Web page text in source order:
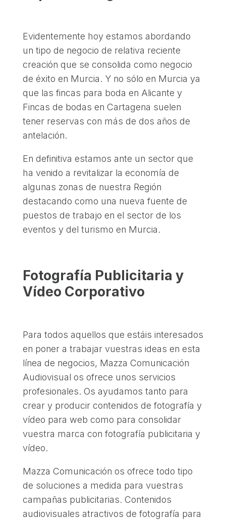
Evidentemente hoy estamos abordando
un tipo de negocio de relativa reciente
creación que se consolida como negocio
de éxito en Murcia. Y no sólo en Murcia ya
que las fincas para boda en Alicante y
Fincas de bodas en Cartagena suelen
tener reservas con más de dos años de
antelación.
En definitiva estamos ante un sector que
ha venido a revitalizar la economía de
algunas zonas de nuestra Región
destacando como una nueva fuente de
puestos de trabajo en el sector de los
eventos y del turismo en Murcia.
Fotografía Publicitaria y
Vídeo Corporativo
Para todos aquellos que estáis interesados
en poner a trabajar vuestras ideas en esta
línea de negocios, Mazza Comunicación
Audiovisual os ofrece unos servicios
profesionales. Os ayudamos tanto para
crear y producir contenidos de fotografía y
vídeo para web como para consolidar
vuestra marca con fotografía publicitaria y
vídeo.
Mazza Comunicación os ofrece todo tipo
de soluciones a medida para vuestras
campañas publicitarias. Contenidos
audiovisuales atractivos de fotografía para